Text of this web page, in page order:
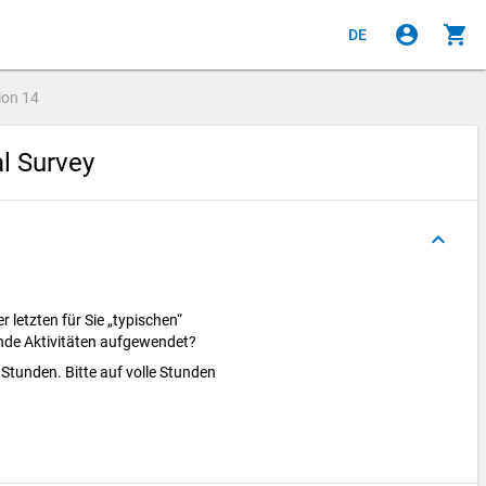
DE account_circle shopping_cart
14
Survey
keyboard_arrow_up
letzten für Sie „typischen“
Aktivitäten aufgewendet?
Bitte auf volle Stunden